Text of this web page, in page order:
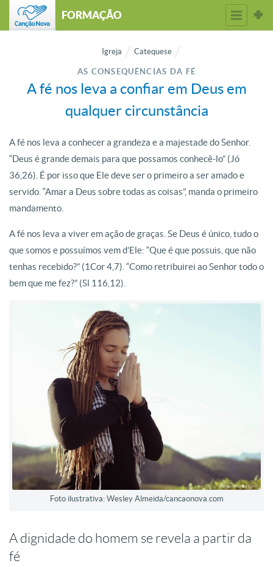
FORMAÇÃO
Igreja Catequese
AS CONSEQUÊNCIAS DA FÉ
A fé nos leva a confiar em Deus em
qualquer circunstância
A fé nos leva a conhecer a grandeza e a majestade do Senhor.
“Deus é grande demais para que possamos conhecê-lo” (Jó
36,26). É por isso que Ele deve ser o primeiro a ser amado e
servido. “Amar a Deus sobre todas as coisas”, manda o primeiro
mandamento.
A fé nos leva a viver em ação de graças. Se Deus é único, tudo o
que somos e possuímos vem d’Ele: “Que é que possuis, que não
tenhas recebido?” (1Cor 4,7). “Como retribuirei ao Senhor todo o
bem que me fez?” (Sl 116,12).
Foto ilustrativa: Wesley Almeida/cancaonova.com
A dignidade do homem se revela a partir da
fé